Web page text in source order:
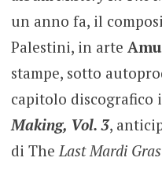
un anno fa, il
Palestini, in arte
stampe, sotto
capitolo
Making, Vol. 3,
di TheLast Mardi